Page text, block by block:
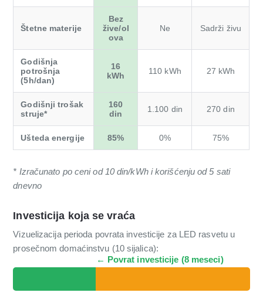
Štetne materije
Bez
žive/ol
ova
Ne Sadrži živu
Godišnja
potrošnja
(5h/dan)
16
kWh
110 kWh 27 kWh
Godišnji trošak
struje*
160
din
1.100 din 270 din
Ušteda energije 85% 0% 75%
* Izračunato po ceni od 10 din/kWh i korišćenju od 5 sati
dnevno
Investicija koja se vraća
Vizuelizacija perioda povrata investicije za LED rasvetu u
prosečnom domaćinstvu (10 sijalica):
← Povrat investicije (8 meseci)